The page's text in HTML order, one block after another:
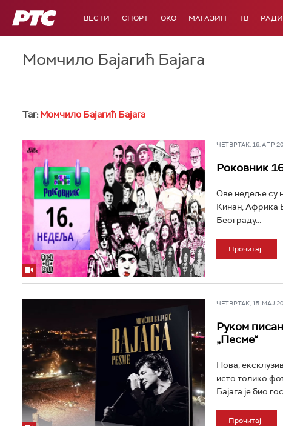
РТС ВЕСТИ СПОРТ OKO МАГАЗИН ТВ
Момчило Бајагић Бајага
Таг: Момчило Бајагић Бајага
ЧЕТВРТАК, 16. АПР
Роковник
Ове недеље су
Кинан, Африка
Београду...
Прочитај
ЧЕТВРТАК, 15. МАЈ
Руком
„Песме“
Нова,
исто толико
Бајага је био
Прочитај